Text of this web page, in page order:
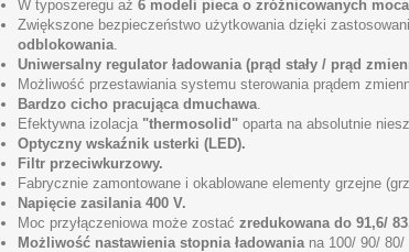
W typoszeregu aż 6 modeli pieca o zróżnicowanych
Zwiększone bezpieczeństwo użytkowania dzięki
odblokowania.
Uniwersalny regulator ładowania (prąd stały / prąd
Możliwość przestawiania systemu sterowania prądem
Bardzo cicho pracująca dmuchawa.
Efektywna izolacja "thermosolid" oparta na absolutnie
Optyczny wskaźnik usterki (LED).
Filtr przeciwkurzowy.
Fabrycznie zamontowane i okablowane elementy grzejne
Napięcie zasilania 400 V.
Moc przyłączeniowa może zostać zredukowana do 91,6/
Możliwość nastawienia stopnia ładowaniana 100/ 90/ 80/